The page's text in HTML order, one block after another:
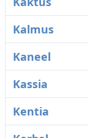
Kalmus
Kaneel
Kassia
Kentia